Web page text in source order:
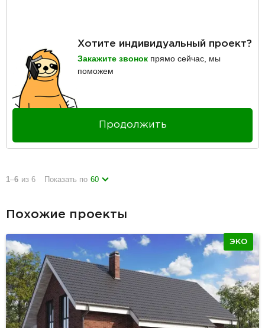
Хотите индивидуальный проект?
Закажите звонок прямо сейчас, мы
поможем
Продолжить
1–6 из 6 Показать по 60
Похожие проекты
ЭКО